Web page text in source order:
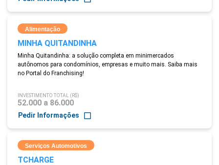
Alimentação
MINHA QUITANDINHA
Minha Quitandinha: a solução completa em minimercados
autônomos para condomínios, empresas e muito mais. Saiba mais
no Portal do Franchising!
INVESTIMENTO TOTAL (R$)
52.000 a 86.000
Pedir Informações
Serviços Automotivos
TCHARGE